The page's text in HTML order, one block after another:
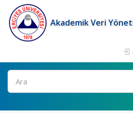
Akademik Veri
Ara